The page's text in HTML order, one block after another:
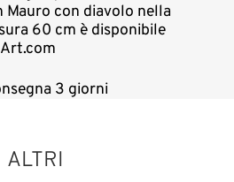
Mauro con diavolo nella
60 cm è disponibile
3 giorni
ALTRI